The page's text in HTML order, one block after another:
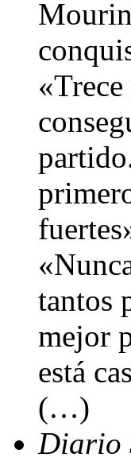
tantos
mejor
está
(…)
Diario